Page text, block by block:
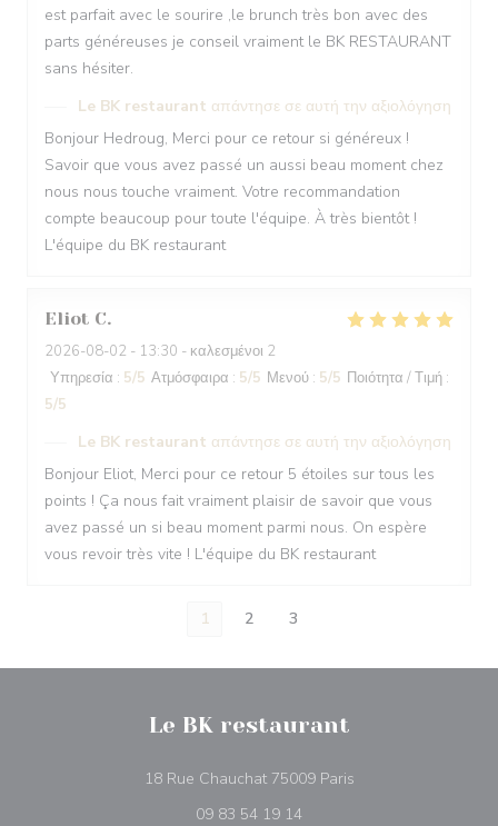
est parfait avec le sourire ,le brunch très bon avec des
parts généreuses je conseil vraiment le BK RESTAURANT
sans hésiter.
Le BK restaurant απάντησε σε αυτή την αξιολόγηση
Bonjour Hedroug, Merci pour ce retour si généreux !
Savoir que vous avez passé un aussi beau moment chez
nous nous touche vraiment. Votre recommandation
compte beaucoup pour toute l'équipe. À très bientôt !
L'équipe du BK restaurant
Eliot C
2026-08-02 - 13:30 - καλεσμένοι 2
Υπηρεσία : 5/5 Ατμόσφαιρα : 5/5 Μενού : 5/5 Ποιότητα / Τιμή :
5/5
Le BK restaurant απάντησε σε αυτή την αξιολόγηση
Bonjour Eliot, Merci pour ce retour 5 étoiles sur tous les
points ! Ça nous fait vraiment plaisir de savoir que vous
avez passé un si beau moment parmi nous. On espère
vous revoir très vite ! L'équipe du BK restaurant
1 2 3
Le BK restaurant
18 Rue Chauchat 75009 Paris((ανοίγει σε νέο
09 83 54 19 14